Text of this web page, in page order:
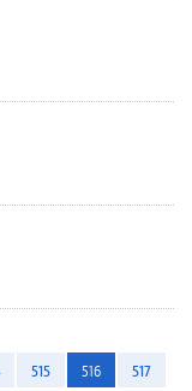
515 516
517